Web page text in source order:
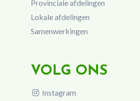
Provinciale afdelingen
Lokale afdelingen
Samenwerkingen
VOLG ONS
Instagram